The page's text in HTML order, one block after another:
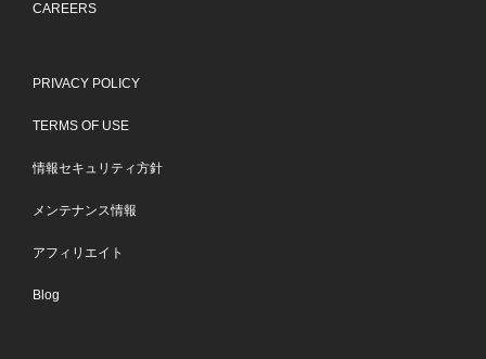
CAREERS
PRIVACY POLICY
TERMS OF USE
情報セキュリティ方針
メンテナンス情報
アフィリエイト
Blog